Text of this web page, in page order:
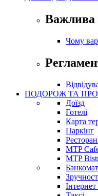
Важлива
Чому
ПОДОРОЖ ТА
Доїзд
Готелі
Карта
Паркінг
MTP
MTP